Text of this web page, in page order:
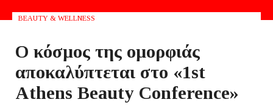
BEAUTY & WELLNESS
Ο κόσμος της ομορφιάς
αποκαλύπτεται στο «1st
Athens Beauty Conference»